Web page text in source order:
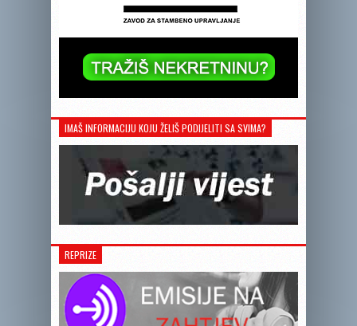
IMAŠ INFORMACIJU KOJU ŽELIŠ PODIJELITI SA SVIMA?
REPRIZE